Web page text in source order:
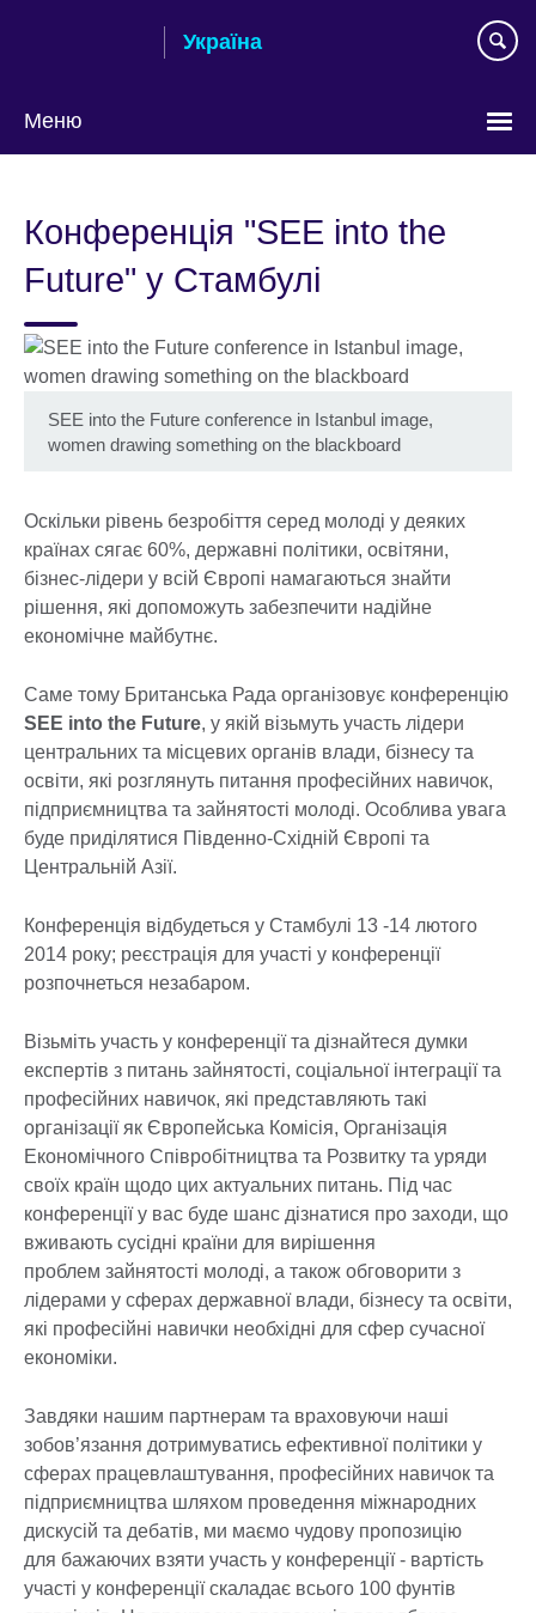
Україна
Меню
language
Конференція "SEE into the
Future" у Стамбулі
SEE into the Future conference in Istanbul image,
women drawing something on the blackboard
Оскільки рівень безробіття серед молоді у деяких
країнах сягає 60%, державні політики, освітяни,
бізнес-лідери у всій Європі намагаються знайти
рішення, які допоможуть забезпечити надійне
економічне майбутнє.
Саме тому Британська Рада організовує конференцію
SEE into the Future, у якій візьмуть участь лідери
центральних та місцевих органів влади, бізнесу та
освіти, які розглянуть питання професійних навичок,
підприємництва та зайнятості молоді. Особлива увага
буде приділятися Південно-Східній Європі та
Центральній Азії.
Конференція відбудеться у Стамбулі 13 -14 лютого
2014 року; реєстрація для участі у конференції
розпочнеться незабаром.
Візьміть участь у конференції та дізнайтеся думки
експертів з питань зайнятості, соціальної інтеграції та
професійних навичок, які представляють такі
організації як Європейська Комісія, Організація
Економічного Співробітництва та Розвитку та уряди
своїх країн щодо цих актуальних питань. Під час
конференції у вас буде шанс дізнатися про заходи, що
вживають сусідні країни для вирішення
проблем зайнятості молоді, а також обговорити з
лідерами у сферах державної влади, бізнесу та освіти,
які професійні навички необхідні для сфер сучасної
економіки.
Завдяки нашим партнерам та враховуючи наші
зобов’язання дотримуватись ефективної політики у
сферах працевлаштування, професійних навичок та
підприємництва шляхом проведення міжнародних
дискусій та дебатів, ми маємо чудову пропозицію
для бажаючих взяти участь у конференції - вартість
участі у конференції скаладає всього 100 фунтів